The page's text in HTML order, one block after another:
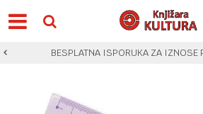
BESPLATNA ISPORUKA ZA IZNOSE